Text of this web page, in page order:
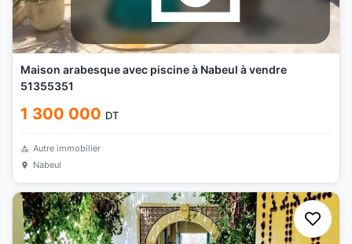
Maison arabesque avec piscine à Nabeul à vendre
51355351
1 300 000 DT
Autre immobilier
Nabeul